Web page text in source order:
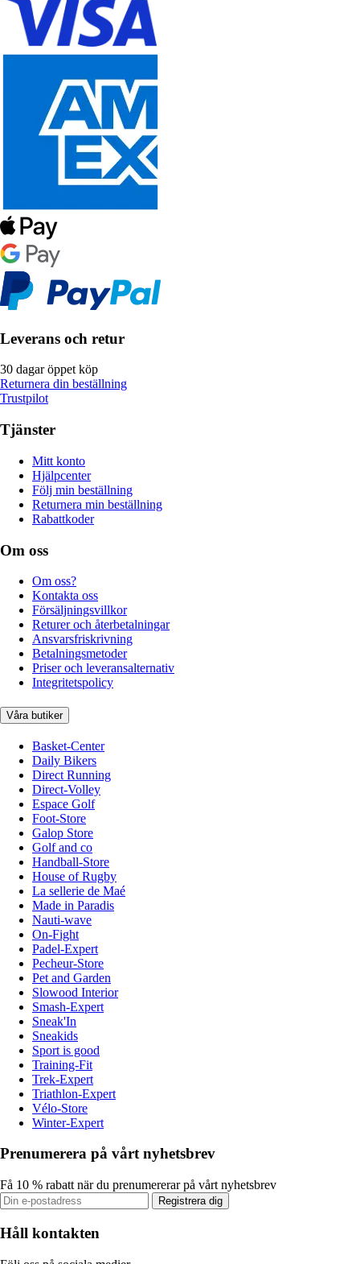
Leverans och retur
30 dagar öppet köp
Returnera din beställning
Trustpilot
Tjänster
Mitt konto
Hjälpcenter
Följ min beställning
Returnera min beställning
Rabattkoder
Om oss
Om oss?
Kontakta oss
Försäljningsvillkor
Returer och återbetalningar
Ansvarsfriskrivning
Betalningsmetoder
Priser och leveransalternativ
Integritetspolicy
Våra butiker
Basket-Center
Daily Bikers
Direct Running
Direct-Volley
Espace Golf
Foot-Store
Galop Store
Golf and co
Handball-Store
House of Rugby
La sellerie de Maé
Made in Paradis
Nauti-wave
On-Fight
Padel-Expert
Pecheur-Store
Pet and Garden
Slowood Interior
Smash-Expert
Sneak'In
Sneakids
Sport is good
Training-Fit
Trek-Expert
Triathlon-Expert
Vélo-Store
Winter-Expert
Prenumerera på vårt nyhetsbrev
Få 10 % rabatt när du prenumererar på vårt nyhetsbrev
Registrera dig
Håll kontakten